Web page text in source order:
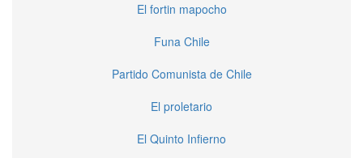
El fortin mapocho
Funa Chile
Partido Comunista de Chile
El proletario
El Quinto Infierno